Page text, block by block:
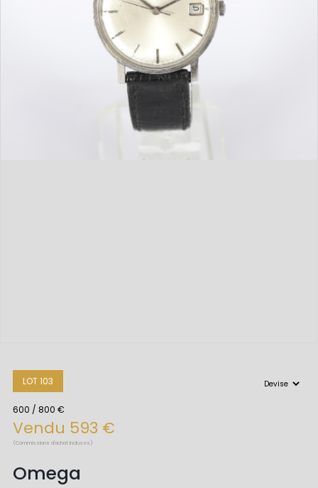
LOT 103
600 / 800 €
Vendu 593 €
(Commissions d'achat incluses)
Omega